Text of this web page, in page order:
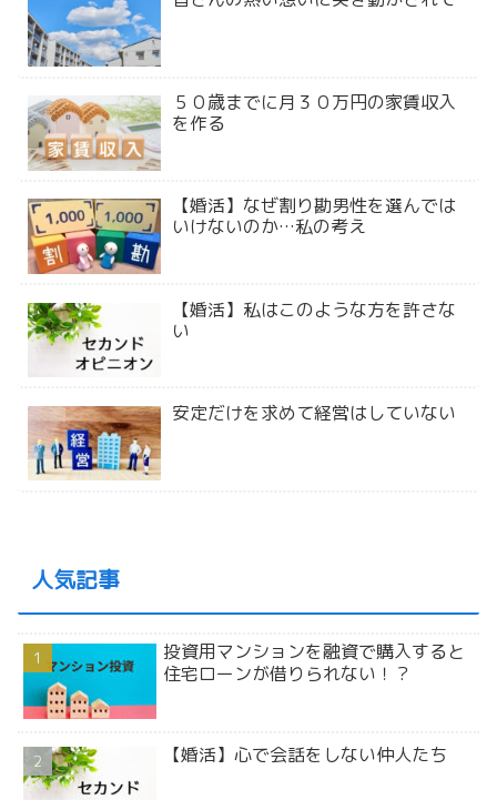
５０歳までに月３０万円の家賃収入
を作る
【婚活】なぜ割り勘男性を選んでは
いけないのか…私の考え
【婚活】私はこのような方を許さな
い
安定だけを求めて経営はしていない
人気記事
投資用マンションを融資で購入すると
住宅ローンが借りられない！？
【婚活】心で会話をしない仲人たち